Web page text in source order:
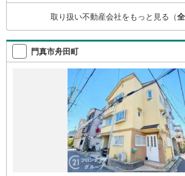
時開催中】〇お客様の条件にベスト
提案〇住宅ローンの金利や優遇率、審
ご説明〇住宅ローンとリフォームロ
提案〇仕事や収入・現在過去の借入
問題解決是非ともお問合せ下さい
取り扱い不動産会社をもっと見る（全
門真市舟田町